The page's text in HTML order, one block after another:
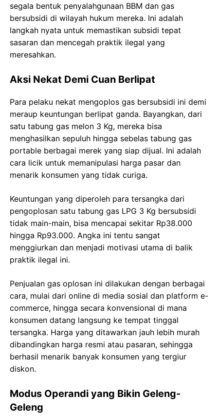
segala bentuk penyalahgunaan BBM dan gas
bersubsidi di wilayah hukum mereka. Ini adalah
langkah nyata untuk memastikan subsidi tepat
sasaran dan mencegah praktik ilegal yang
meresahkan.
Aksi Nekat Demi Cuan Berlipat
Para pelaku nekat mengoplos gas bersubsidi ini demi
meraup keuntungan berlipat ganda. Bayangkan, dari
satu tabung gas melon 3 Kg, mereka bisa
menghasilkan sepuluh hingga sebelas tabung gas
portable berbagai merek yang siap dijual. Ini adalah
cara licik untuk memanipulasi harga pasar dan
menarik konsumen yang tidak curiga.
Keuntungan yang diperoleh para tersangka dari
pengoplosan satu tabung gas LPG 3 Kg bersubsidi
tidak main-main, bisa mencapai sekitar Rp38.000
hingga Rp93.000. Angka ini tentu sangat
menggiurkan dan menjadi motivasi utama di balik
praktik ilegal ini.
Penjualan gas oplosan ini dilakukan dengan berbagai
cara, mulai dari online di media sosial dan platform e-
commerce, hingga secara konvensional di mana
konsumen datang langsung ke tempat tinggal
tersangka. Harga yang ditawarkan jauh lebih murah
dibandingkan harga resmi atau pasaran, sehingga
berhasil menarik banyak konsumen yang tergiur
diskon.
Modus Operandi yang Bikin Geleng-
Geleng